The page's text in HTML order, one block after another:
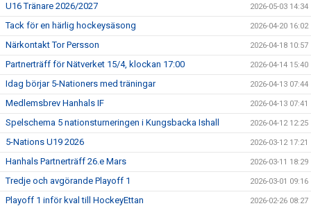
U16 Tränare 2026/2027 2026-05-03 14:34
Tack för en härlig hockeysäsong 2026-04-20 16:02
Närkontakt Tor Persson 2026-04-18 10:57
Partnerträff för Nätverket 15/4, klockan 17:00 2026-04-14 15:40
Idag börjar 5-Nationers med träningar 2026-04-13 07:44
Medlemsbrev Hanhals IF 2026-04-13 07:41
Spelschema 5 nationsturneringen i Kungsbacka Ishall 2026-04-12 12:25
5-Nations U19 2026 2026-03-12 17:21
Hanhals Partnerträff 26.e Mars 2026-03-11 18:29
Tredje och avgörande Playoff 1 2026-03-01 09:16
Playoff 1 inför kval till HockeyEttan 2026-02-26 08:27